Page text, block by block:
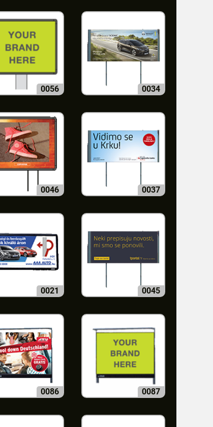
0056 0034
0046 0037
0021 0045
0086 0087